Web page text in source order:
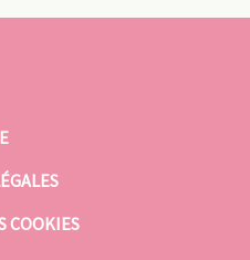
COOKIES